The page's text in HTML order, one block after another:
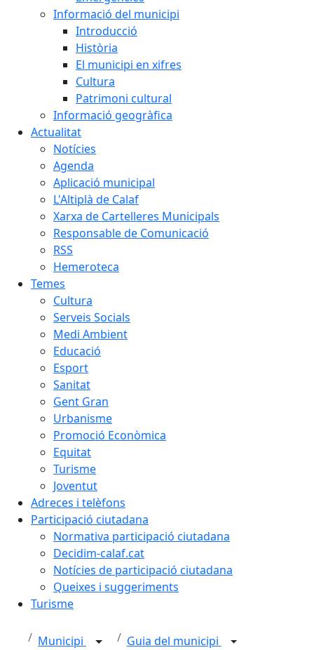
Informació del municipi
Introducció
Història
El municipi en xifres
Cultura
Patrimoni cultural
Informació geogràfica
Actualitat
Notícies
Agenda
Aplicació municipal
L'Altiplà de Calaf
Xarxa de Cartelleres Municipals
Responsable de Comunicació
RSS
Hemeroteca
Temes
Cultura
Serveis Socials
Medi Ambient
Educació
Esport
Sanitat
Gent Gran
Urbanisme
Promoció Econòmica
Equitat
Turisme
Joventut
Adreces i telèfons
Participació ciutadana
Normativa participació ciutadana
Decidim-calaf.cat
Notícies de participació ciutadana
Queixes i suggeriments
Turisme
Municipi
Guia del municipi